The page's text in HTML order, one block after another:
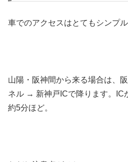
車でのアクセスはとてもシンプル
山陽・阪神間から来る場合は、
ネル → 新神戸ICで降ります。IC
約5分ほど。